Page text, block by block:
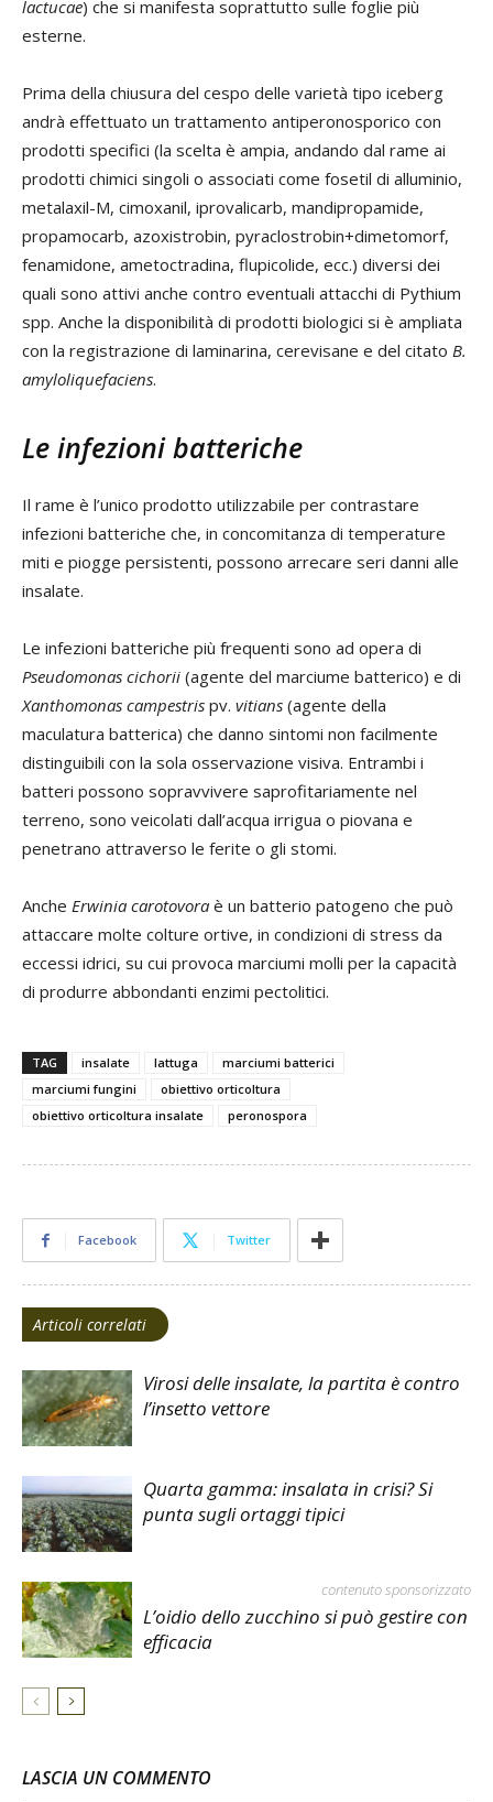
lactucae) che si manifesta soprattutto sulle foglie più
esterne.
Prima della chiusura del cespo delle varietà tipo iceberg
andrà effettuato un trattamento antiperonosporico con
prodotti specifici (la scelta è ampia, andando dal rame ai
prodotti chimici singoli o associati come fosetil di alluminio,
metalaxil-M, cimoxanil, iprovalicarb, mandipropamide,
propamocarb, azoxistrobin, pyraclostrobin+dimetomorf,
fenamidone, ametoctradina, flupicolide, ecc.) diversi dei
quali sono attivi anche contro eventuali attacchi di Pythium
spp. Anche la disponibilità di prodotti biologici si è ampliata
con la registrazione di laminarina, cerevisane e del citato B.
amyloliquefaciens.
Le infezioni batteriche
Il rame è l’unico prodotto utilizzabile per contrastare
infezioni batteriche che, in concomitanza di temperature
miti e piogge persistenti, possono arrecare seri danni alle
insalate.
Le infezioni batteriche più frequenti sono ad opera di
Pseudomonas cichorii (agente del marciume batterico) e di
Xanthomonas campestris pv. vitians (agente della
maculatura batterica) che danno sintomi non facilmente
distinguibili con la sola osservazione visiva. Entrambi i
batteri possono sopravvivere saprofitariamente nel
terreno, sono veicolati dall’acqua irrigua o piovana e
penetrano attraverso le ferite o gli stomi.
Anche Erwinia carotovora è un batterio patogeno che può
attaccare molte colture ortive, in condizioni di stress da
eccessi idrici, su cui provoca marciumi molli per la capacità
di produrre abbondanti enzimi pectolitici.
TAG insalate lattuga
marciumi batterici
marciumi fungini
obiettivo orticoltura
obiettivo orticoltura insalate
peronospora
Facebook Twitter
Articoli correlati
Virosi delle insalate, la partita è contro
l’insetto vettore
Quarta gamma: insalata in crisi? Si
punta sugli ortaggi tipici
contenuto sponsorizzato
L’oidio dello zucchino si può gestire con
efficacia
LASCIA UN COMMENTO